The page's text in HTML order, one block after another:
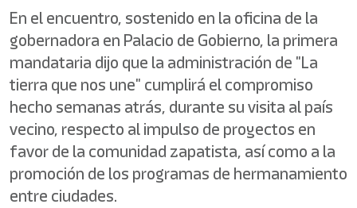
En el encuentro, sostenido en la oficina de la
gobernadora en Palacio de Gobierno, la primera
mandataria dijo que la administración de "La
tierra que nos une" cumplirá el compromiso
hecho semanas atrás, durante su visita al país
vecino, respecto al impulso de proyectos en
favor de la comunidad zapatista, así como a la
promoción de los programas de hermanamiento
entre ciudades.